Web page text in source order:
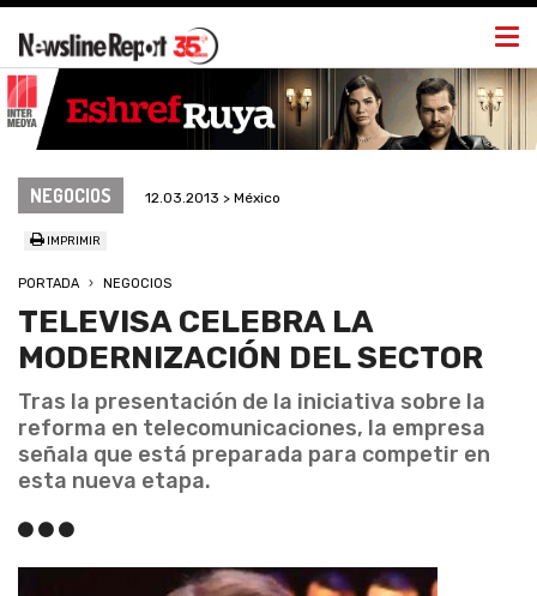
NEGOCIOS 12.03.2013 > México
IMPRIMIR
PORTADA NEGOCIOS
TELEVISA CELEBRA LA
MODERNIZACIÓN DEL SECTOR
Tras la presentación de la iniciativa sobre la
reforma en telecomunicaciones, la empresa
señala que está preparada para competir en
esta nueva etapa.